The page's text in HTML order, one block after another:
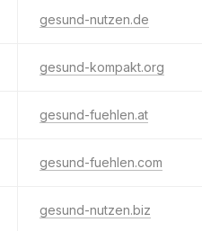
gesund-nutzen.de
gesund-kompakt.org
gesund-fuehlen.at
gesund-fuehlen.com
gesund-nutzen.biz